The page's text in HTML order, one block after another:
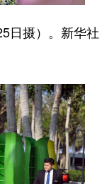
日摄）。新华社